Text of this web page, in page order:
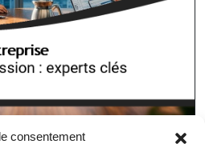
consentement
: les experts indispensables